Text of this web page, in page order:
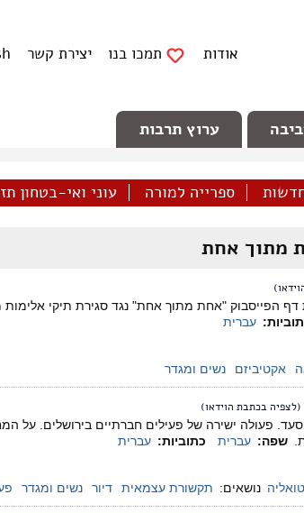
אודות תמכו בנו יצירת קשר
ערוץ תרבות
ספרייה למורה עוני ואי-בטחון
מתוך אחת
דף הפייסבוק "אחת מתוך אחת" נגד סגירת תיקי
עברית
אקטיביזם נשים ומגדר
(לצפיה בכתבת הוידאו)
פעולה ישירה של פעילים חברתיים בירושלים. על
שפה: עברית כתוביות: עברית
נושאים: תקשורת עצמאית דיור נשים ומגדר